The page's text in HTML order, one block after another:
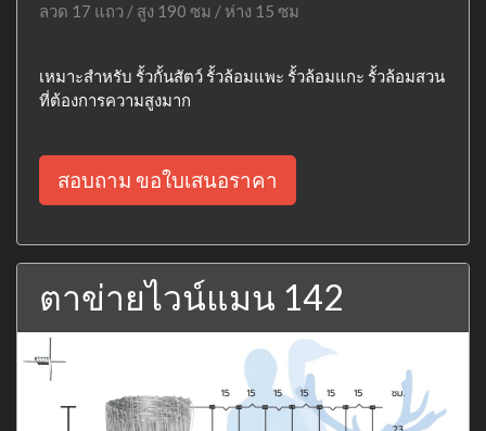
ลวด 17 แถว / สูง 190 ซม / ห่าง 15 ซม
เหมาะสำหรับ รั้วกั้นสัตว์ รั้วล้อมแพะ รั้วล้อมแกะ รั้วล้อมสวน
ที่ต้องการความสูงมาก
สอบถาม ขอใบเสนอราคา
ตาข่ายไวน์แมน 142